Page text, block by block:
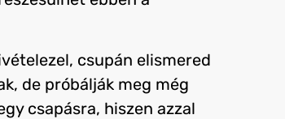
csupán elismered
de próbálják meg még
csapásra, hiszen azzal